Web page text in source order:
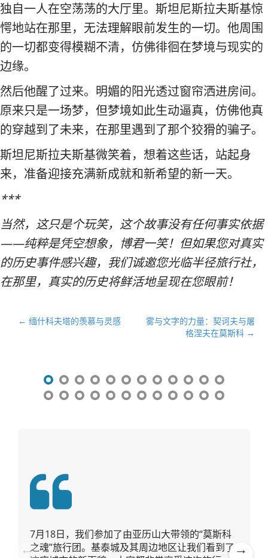
独自一人在空荡荡的大厅里。斯坦尼斯拉夫斯基惊
愕地站在那里，无法理解眼前发生的一切。他周围
的一切都变得模糊不清，仿佛徘徊在梦境与现实的
边缘。
然后他醒了过来。明媚的阳光透过窗帘洒进房间。
原来只是一场梦，但梦境如此生动逼真，仿佛他真
的穿越到了未来，在那里遇到了那个狡猾的骗子。
斯坦尼斯拉夫斯基微笑着，想着这些话，站起身
来，准备迎接充满新成就和新希望的新一天。
***
当然，这只是个玩笑，这个故事没有任何事实依据
——纯粹是凭空想象，博君一笑！但如果您对真实
的历史事件感兴趣，我们诚邀您光临半径旅行社，
在那里，真实的历史将鲜活地呈现在您眼前！
文
← 缅什科夫塔的羡慕与灵感
雾与文字的力量：契诃夫与屠
格涅夫在莫斯科 →
7月18日，我们参加了由亚历山大带领的“莫斯科
之魂”旅行团。基泰城及其周边地区让我们看到了